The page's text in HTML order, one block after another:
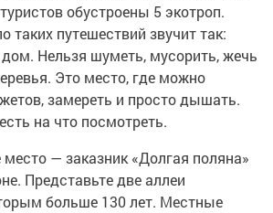
обустроены 5 экотроп.
таких путешествий звучит так:
Нельзя шуметь, мусорить, жечь
Это место, где можно
замереть и просто дышать.
на что посмотреть.
— заказник «Долгая поляна»
Представьте две аллеи
больше 130 лет. Местные